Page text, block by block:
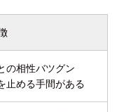
の相性バツグン
止める手間がある